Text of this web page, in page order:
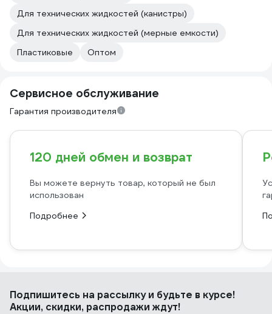
Для технических жидкостей (канистры)
Для технических жидкостей (мерные емкости)
Пластиковые
Оптом
Сервисное обслуживание
Гарантия производителя
120 дней обмен и возврат
Вы можете вернуть товар, который не был
использован
Подробнее
Подпишитесь на рассылкуи будьте в курсе!
Акции, скидки, распродажи ждут!